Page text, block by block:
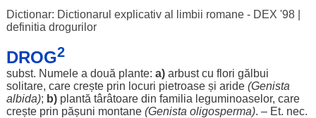
Dictionar: Dictionarul explicativ al limbii romane - DEX '98|
definitia drogurilor
DROG2
subst. Numelea două plante: a) arbustcu flori gălbui
solitare, care creșteprin locuri pietroaseși aride (Genista
albida); b) plantă târâtoaredin familia leguminoaselor, care
creșteprin pășuni montane (Genista oligosperma). – Et. nec.